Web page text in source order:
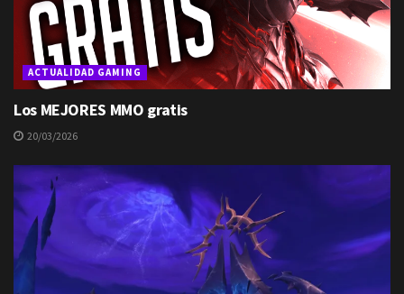
ACTUALIDAD GAMING
Los MEJORES MMO gratis
20/03/2026